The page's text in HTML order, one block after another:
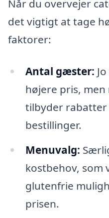
Når du overvejer
det vigtigt at tage
faktorer:
Antal gæster:
højere pris,
tilbyder
bestillinger.
Menuvalg:
kostbehov, som
glutenfrie
prisen.